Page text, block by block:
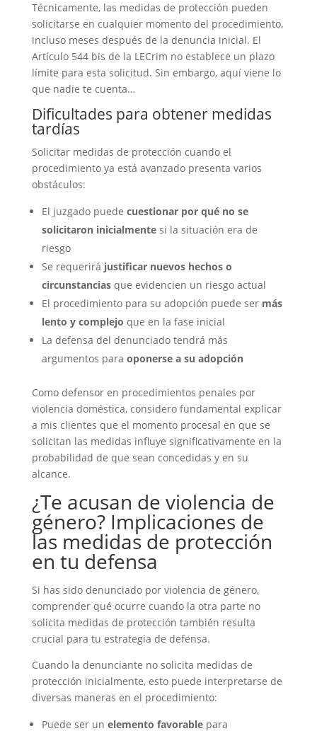
Técnicamente, las medidas de protección pueden
solicitarse en cualquier momento del procedimiento,
incluso meses después de la denuncia inicial. El
Artículo 544 bis de la LECrim no establece un plazo
límite para esta solicitud. Sin embargo, aquí viene lo
que nadie te cuenta…
Dificultades para obtener medidas
tardías
Solicitar medidas de protección cuando el
procedimiento ya está avanzado presenta varios
obstáculos:
El juzgado puede cuestionar por qué no se
solicitaron inicialmentesi la situación era de
riesgo
Se requerirá justificar nuevos hechos o
circunstanciasque evidencien un riesgo actual
El procedimiento para su adopción puede ser más
lento y complejo que en la fase inicial
La defensa del denunciado tendrá más
argumentos para oponerse a su adopción
Como defensor en procedimientos penales por
violencia doméstica, considero fundamental explicar
a mis clientes que el momento procesal en que se
solicitan las medidas influye significativamente en la
probabilidad de que sean concedidas y en su
alcance.
¿Te acusan de violencia de
género? Implicaciones de
las medidas de protección
en tu defensa
Si has sido denunciado por violencia de género,
comprender qué ocurre cuando la otra parte no
solicita medidas de protección también resulta
crucial para tu estrategia de defensa.
Cuando la denunciante no solicita medidas de
protección inicialmente, esto puede interpretarse de
diversas maneras en el procedimiento:
Puede ser un elemento favorablepara